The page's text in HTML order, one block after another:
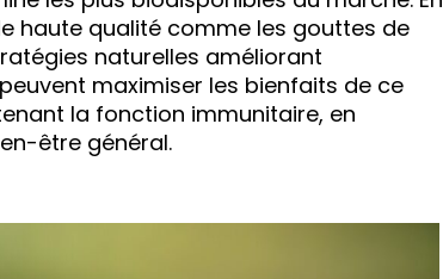
haute qualité comme les gouttes de
naturelles améliorant
maximiser les bienfaits de ce
la fonction immunitaire, en
être général.